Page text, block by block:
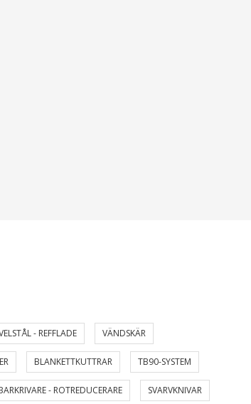
- REFFLADE VÄNDSKÄR
BLANKETTKUTTRAR TB90-SYSTEM
- ROTREDUCERARE SVARVKNIVAR